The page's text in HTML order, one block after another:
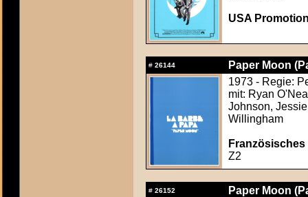
USA
# 26144
Paper Moon
1973 - Regie:
mit: Ryan
Johnson,
Willingham
Französisches
Z2
# 26152
Paper Moon